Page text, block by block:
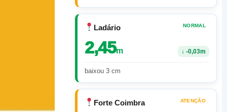
Ladário NORMAL
2,45m ↓ -0,03m
baixou 3 cm
Forte Coimbra ATENÇÃO